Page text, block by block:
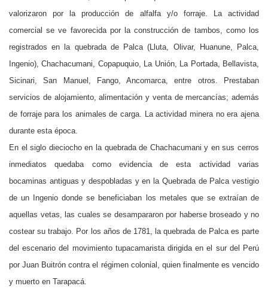
valorizaron por la producción de alfalfa y/o forraje. La actividad
comercial se ve favorecida por la construcción de tambos, como los
registrados en la quebrada de Palca (Lluta, Olivar, Huanune, Palca,
Ingenio), Chachacumani, Copapuquio, La Unión, La Portada, Bellavista,
Sicinari, San Manuel, Fango, Ancomarca, entre otros. Prestaban
servicios de alojamiento, alimentación y venta de mercancías; además
de forraje para los animales de carga. La actividad minera no era ajena
durante esta época.
En el siglo dieciocho en la quebrada de Chachacumani y en sus cerros
inmediatos quedaba como evidencia de esta actividad varias
bocaminas antiguas y despobladas y en la Quebrada de Palca vestigio
de un Ingenio donde se beneficiaban los metales que se extraían de
aquellas vetas, las cuales se desampararon por haberse broseado y no
costear su trabajo. Por los años de 1781, la quebrada de Palca es parte
del escenario del movimiento tupacamarista dirigida en el sur del Perú
por Juan Buitrón contra el régimen colonial, quien finalmente es vencido
y muerto en Tarapacá.